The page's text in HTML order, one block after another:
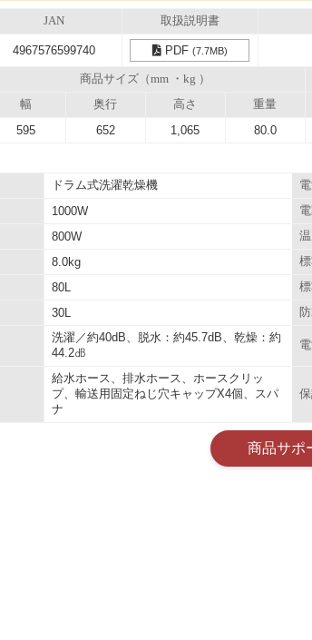
JAN 取扱説明書
4967576599740 PDF (7.7MB)
商品サイズ（mm ・kg ）
幅 奥行 高さ 重量
595 652 1,065 80.0
ドラム式洗濯乾燥機
1000W
800W
8.0kg
80L
30L
洗濯／約40dB、脱水：約45.7dB、乾燥：約
44.2㏈
給水ホース、排水ホース、ホースクリッ
プ、輸送用固定ねじ穴キャップX4個、スパ
ナ
商品サポ